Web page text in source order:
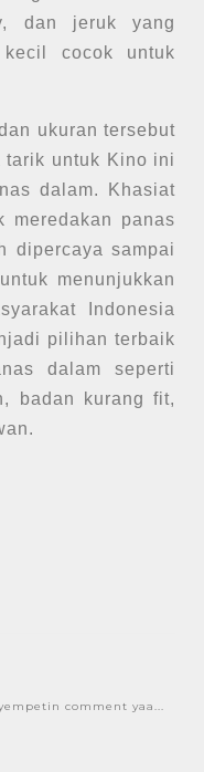
dan jeruk yang
kecil cocok untuk
ukuran tersebut
tarik untuk Kino ini
dalam. Khasiat
meredakan panas
dipercaya sampai
menunjukkan
Indonesia
pilihan terbaik
dalam seperti
badan kurang fit,
comment yaa...